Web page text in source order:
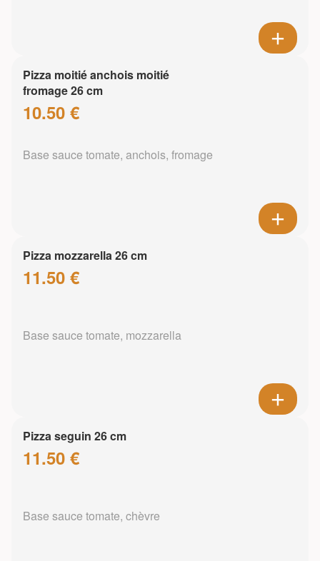
Pizza moitié anchois moitié
fromage 26 cm
10.50 €
Base sauce tomate, anchois, fromage
Pizza mozzarella 26 cm
11.50 €
Base sauce tomate, mozzarella
Pizza seguin 26 cm
11.50 €
Base sauce tomate, chèvre